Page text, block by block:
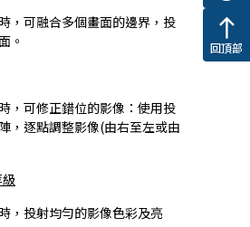
，可融合多個畫面的邊界，投
。
，可修正錯位的影像：使用投
，逐點調整影像(由右至左或由
，投射均勻的影像色彩及亮
north
回頂部